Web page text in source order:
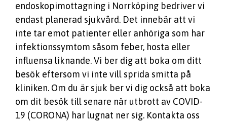
endoskopimottagning i Norrköping bedriver vi
endast planerad sjukvård. Det innebär att vi
inte tar emot patienter eller anhöriga som har
infektionssymtom såsom feber, hosta eller
influensa liknande. Vi ber dig att boka om ditt
besök eftersom vi inte vill sprida smitta på
kliniken. Om du är sjuk ber vi dig också att boka
om dit besök till senare när utbrott av COVID-
19 (CORONA) har lugnat ner sig. Kontakta oss